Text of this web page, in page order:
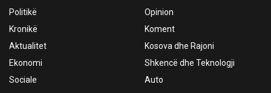
Politikë
Kronikë
Aktualitet
Ekonomi
Sociale
Opinion
Koment
Kosova dhe Rajoni
Shkencë dhe Teknologji
Auto